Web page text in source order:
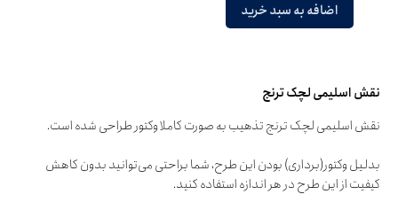
اضافه به سبد خرید
نقش اسلیمی لچک ترنج
نقش اسلیمی لچک ترنج تذهیب به صورت کاملا وکتور طراحی شده است.
بدلیل وکتور(برداری) بودن این طرح، شما براحتی می‌توانید بدون کاهش
کیفیت از این طرح در هر اندازه استفاده کنید.